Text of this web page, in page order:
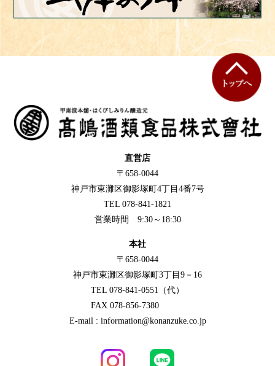
直営店
〒658-0044
神戸市東灘区御影塚町4丁目4番7号
TEL 078-841-1821
営業時間 9:30～18:30
本社
〒658-0044
神戸市東灘区御影塚町3丁目9－16
TEL 078-841-0551（代）
FAX 078-856-7380
E-mail : information@konanzuke.co.jp